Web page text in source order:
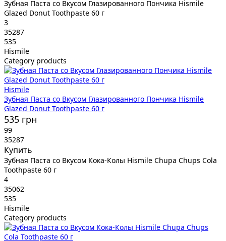
Зубная Паста со Вкусом Глазированного Пончика Hismile
Glazed Donut Toothpaste 60 г
3
35287
535
Hismile
Category products
Hismile
Зубная Паста со Вкусом Глазированного Пончика Hismile
Glazed Donut Toothpaste 60 г
535 грн
99
35287
Купить
Зубная Паста со Вкусом Кока-Колы Hismile Chupa Chups Cola
Toothpaste 60 г
4
35062
535
Hismile
Category products